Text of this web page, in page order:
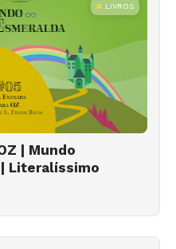
LIVROS
| Mundo
Literalíssimo